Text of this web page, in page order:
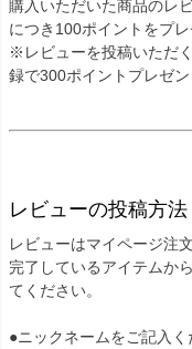
購入いただいた商品のレ
につき100ポイントをプレ
※レビューを投稿いただ
録で300ポイントプレゼン
レビューの投稿方法
レビューはマイページ注
完了しているアイテムか
てください。
●ニックネームをご記入く